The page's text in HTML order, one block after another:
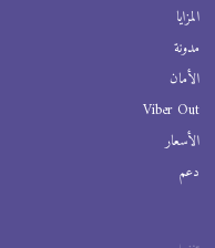
المزايا
مدونة
الأمان
Viber Out
الأسعار
دعم